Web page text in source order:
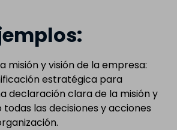
misión y visión de la empresa:
estratégica para
declaración clara de la misión y
todas las decisiones y acciones